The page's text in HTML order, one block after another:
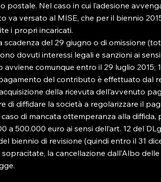
postale. Nel caso in cui l’adesione
va versato al MISE, che per il biennio
i propri incaricati.
del 29 giugno o di omissione
dovuti interessi legali e sanzioni ai sensi
avviene comunque entro il 29 luglio 2015;
del contributo è effettuato dal
della ricevuta dell’avvenuto
di diffidare la società a regolarizzare il
di mancata ottemperanza alla diffida,
a 500.000 euro ai sensi dell’art. 12 del
biennio di revisione (quindi entro il 31
la cancellazione dall’Albo